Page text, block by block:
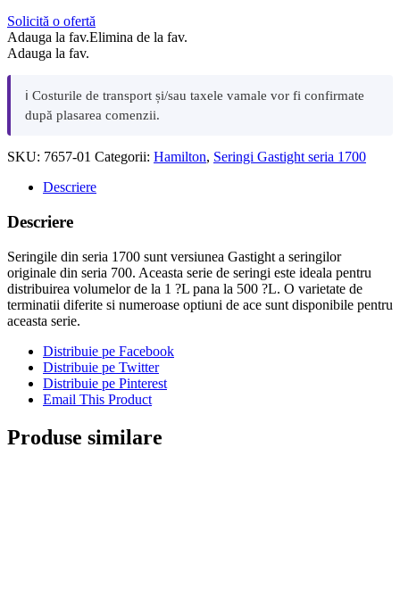
Solicită o ofertă
Adauga la fav.Elimina de la fav.
Adauga la fav.
ℹ️ Costurile de transport și/sau taxele vamale vor fi confirmate
după plasarea comenzii.
SKU: 7657-01 Categorii: Hamilton, Seringi Gastight seria 1700
Descriere
Descriere
Seringile din seria 1700 sunt versiunea Gastight a seringilor
originale din seria 700. Aceasta serie de seringi este ideala pentru
distribuirea volumelor de la 1 ?L pana la 500 ?L. O varietate de
terminatii diferite si numeroase optiuni de ace sunt disponibile pentru
aceasta serie.
Distribuie pe Facebook
Distribuie pe Twitter
Distribuie pe Pinterest
Email This Product
Produse similare